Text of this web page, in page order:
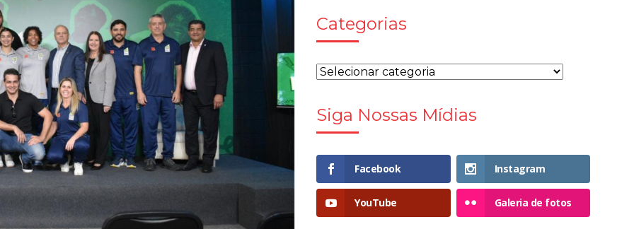
Categorias
Siga Nossas Mídias
Facebook Instagram
YouTube Galeria de fotos